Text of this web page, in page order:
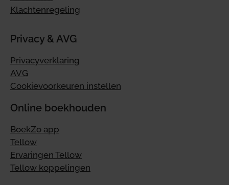
Klachtenregeling
Privacy & AVG
Privacyverklaring
AVG
Cookievoorkeuren instellen
Online boekhouden
BoekZo app
Tellow
Ervaringen Tellow
Tellow koppelingen